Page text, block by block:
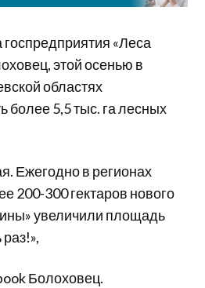
госпредприятия «Леса
этой осенью в
областях
более 5,5 тыс. га лесных
Ежегодно в регионах
200-300 гектаров нового
увеличили площадь
Болоховец.